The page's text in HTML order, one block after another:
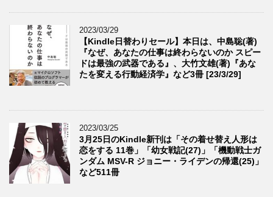
2023/03/29
【Kindle日替わりセール】本日は、中島聡(著)
『なぜ、あなたの仕事は終わらないのか スピー
ドは最強の武器である』、大竹文雄(著)『あな
たを変える行動経済学』など3冊 [23/3/29]
2023/03/25
3月25日のKindle新刊は「その着せ替え人形は
恋をする 11巻」「幼女戦記(27)」「機動戦士ガ
ンダム MSV-R ジョニー・ライデンの帰還(25)」
など511冊